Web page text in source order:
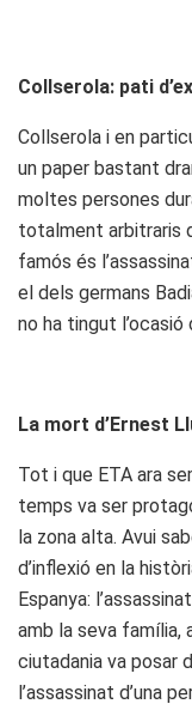
Collserola: pati
Collserola i en
un paper bastant
moltes persones
totalment arbitraris
famós és
el dels germans
no ha tingut l’ocasió
La mort d’Ernest
Tot i que ETA ara
temps va ser
la zona alta. Avui
d’inflexió en la
Espanya:
amb la seva família,
ciutadania va posar
l’assassinat d’una